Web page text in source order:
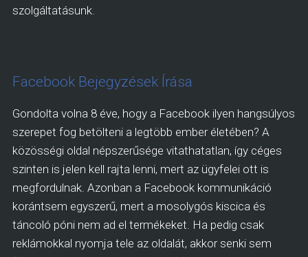
szolgáltatásunk.
Facebook Bejegyzések Írása
Gondolta volna 8 éve, hogy a Facebook ilyen hangsúlyos
szerepet fog betölteni a legtöbb ember életében? A
közösségi oldal népszerűsége vitathatatlan, így céges
szinten is jelen kell rajta lenni, mert az ügyfelei ott is
megfordulnak. Azonban a Facebook kommunikáció
korántsem egyszerű, mert a mosolygós kiscica és
táncoló póni nem ad el termékeket. Ha pedig csak
reklámokkal nyomja tele az oldalát, akkor senki sem